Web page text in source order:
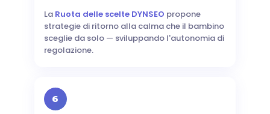
La Ruota delle scelte DYNSEO propone
strategie di ritorno alla calma che il bambino
sceglie da solo — sviluppando l'autonomia di
regolazione.
6